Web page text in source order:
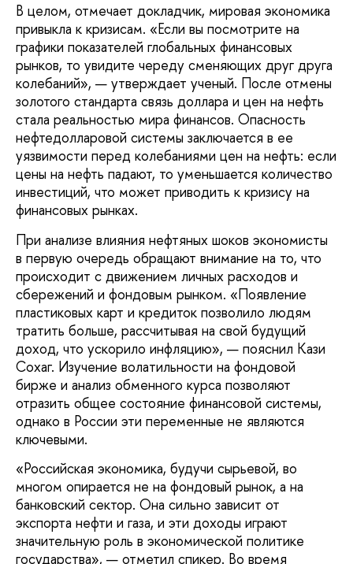
В целом, отмечает докладчик, мировая экономика
привыкла к кризисам. «Если вы посмотрите на
графики показателей глобальных финансовых
рынков, то увидите череду сменяющих друг друга
колебаний», — утверждает ученый. После отмены
золотого стандарта связь доллара и цен на нефть
стала реальностью мира финансов. Опасность
нефтедолларовой системы заключается в ее
уязвимости перед колебаниями цен на нефть: если
цены на нефть падают, то уменьшается количество
инвестиций, что может приводить к кризису на
финансовых рынках.
При анализе влияния нефтяных шоков экономисты
в первую очередь обращают внимание на то, что
происходит с движением личных расходов и
сбережений и фондовым рынком. «Появление
пластиковых карт и кредиток позволило людям
тратить больше, рассчитывая на свой будущий
доход, что ускорило инфляцию», — пояснил Кази
Сохаг. Изучение волатильности на фондовой
бирже и анализ обменного курса позволяют
отразить общее состояние финансовой системы,
однако в России эти переменные не являются
ключевыми.
«Российская экономика, будучи сырьевой, во
многом опирается не на фондовый рынок, а на
банковский сектор. Она сильно зависит от
экспорта нефти и газа, и эти доходы играют
значительную роль в экономической политике
государства», — отметил спикер. Во время